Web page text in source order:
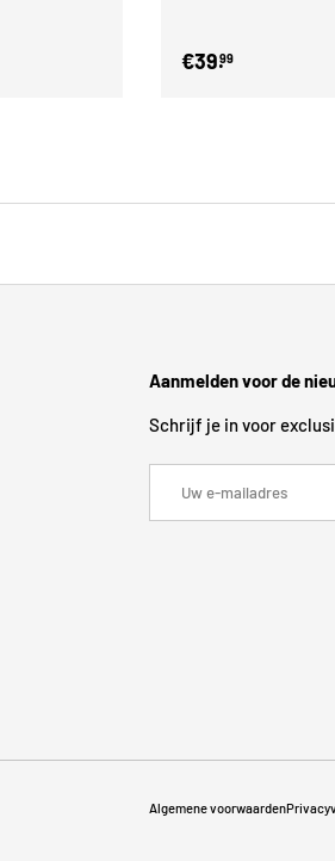
€39.99
Aanmelden voor de
Schrijf je in voor
Algemene voorwaarden